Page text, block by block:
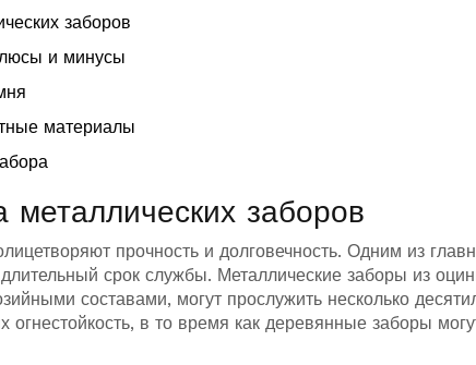
заборов
и минусы
материалы
заборов
прочность и долговечность. Одним из
длительный срок службы. Металлические заборы из
составами, могут прослужить несколько
огнестойкость, в то время как деревянные заборы